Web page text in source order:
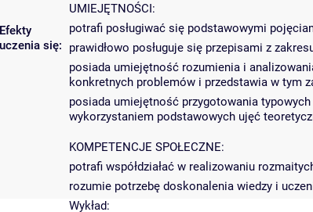
Efekty
uczenia się:
UMIEJĘTNOŚCI:
potrafi posługiwać się podstawowymi
prawidłowo posługuje się przepisami z
posiada umiejętność rozumienia i
konkretnych problemów i przedstawia w tym
posiada umiejętność przygotowania
wykorzystaniem podstawowych ujęć
KOMPETENCJE SPOŁECZNE:
potrafi współdziałać w realizowaniu
rozumie potrzebę doskonalenia wiedzy i
Wykład: